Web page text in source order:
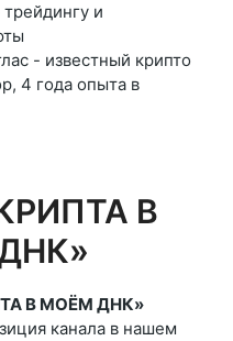
и
- известный крипто
4 года опыта в
В
В МОЁМ ДНК»
канала в нашем